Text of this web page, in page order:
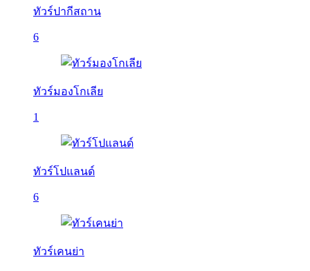
ทัวร์ปากีสถาน
6
ทัวร์มองโกเลีย
1
ทัวร์โปแลนด์
6
ทัวร์เคนย่า